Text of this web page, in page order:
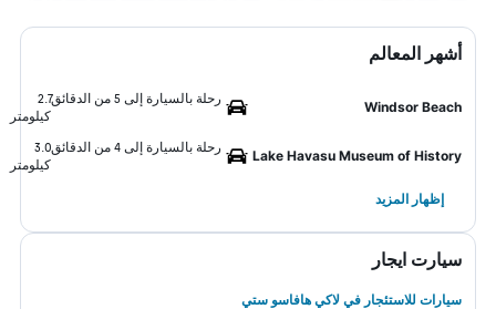
أشهر المعالم
Windsor Beach
رحلة بالسيارة إلى 5 من الدقائق
2.7
كيلومتر
Lake Havasu Museum of History
رحلة بالسيارة إلى 4 من الدقائق
3.0
كيلومتر
إظهار المزيد
سيارت ايجار
سيارات للاستئجار في لاكي هافاسو ستي